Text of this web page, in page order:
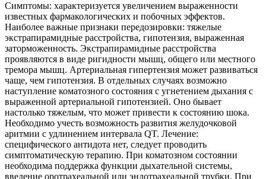
Симптомы: характеризуется увеличением выраженности
известных фармакологических и побочных эффектов.
Наиболее важные признаки передозировки: тяжелые
экстрапирамидные расстройства, гипотензия, выраженная
заторможенность. Экстрапирамидные расстройства
проявляются в виде ригидности мышц, общего или местного
тремора мышц. Артериальная гипертензия может развиваться
чаще, чем гипотензия. В отдельных случаях возможно
наступление коматозного состояния с угнетением дыхания с
выраженной артериальной гипотензией. Оно бывает
настолько тяжелым, что может привести к состоянию шока.
Необходимо учесть возможность развития желудочковой
аритмии с удлинением интервала QT. Лечение:
специфического антидота нет, следует проводить
симптоматическую терапию. При коматозном состоянии
необходима поддержка функции дыхательной системы,
введение оротрахеальной или эндотрахеальной трубки. При